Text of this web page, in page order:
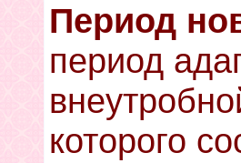
Период
период
которого